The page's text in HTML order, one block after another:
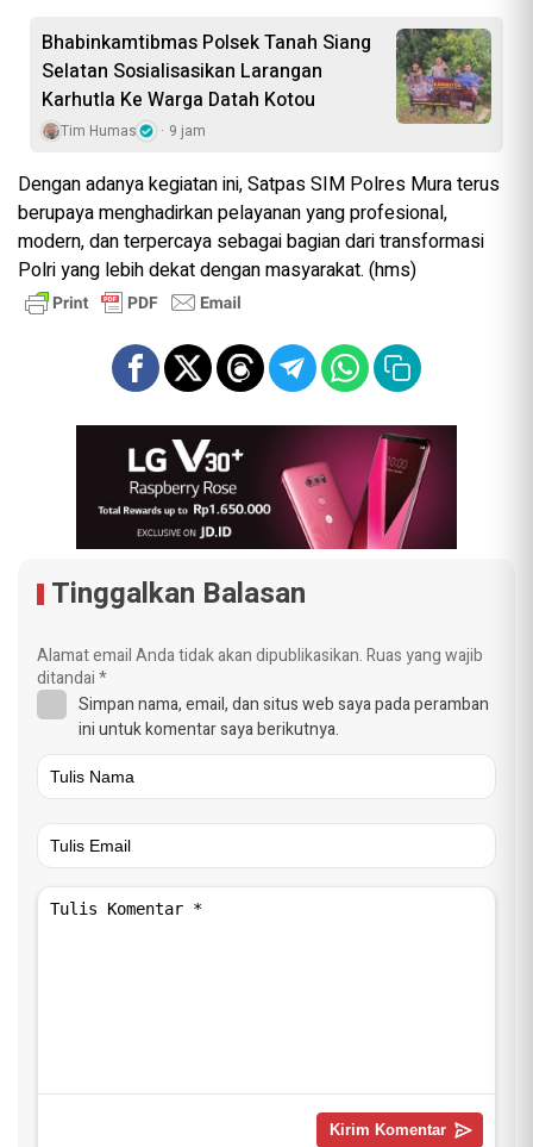
Bhabinkamtibmas Polsek Tanah Siang
Selatan Sosialisasikan Larangan
Karhutla Ke Warga Datah Kotou
Tim Humas 9 jam
Dengan adanya kegiatan ini, Satpas SIM Polres Mura terus
berupaya menghadirkan pelayanan yang profesional,
modern, dan terpercaya sebagai bagian dari transformasi
Polri yang lebih dekat dengan masyarakat. (hms)
Tinggalkan Balasan
Alamat email Anda tidak akan dipublikasikan.Ruas yang wajib
ditandai*
Simpan nama, email, dan situs web saya pada peramban
ini untuk komentar saya berikutnya.